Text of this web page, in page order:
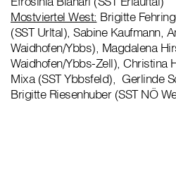
Mostviertel West: Brigitte
(SST Urltal), Sabine Kaufmann,
Waidhofen/Ybbs), Magdalena
Waidhofen/Ybbs-Zell), Christina
Mixa (SST Ybbsfeld), Gerlinde
Brigitte Riesenhuber (SST NÖ